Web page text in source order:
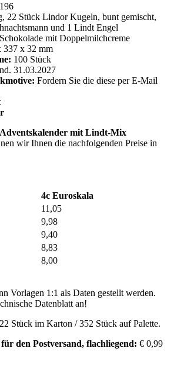
22 Stück Lindor Kugeln, bunt gemischt,
und 1 Lindt Engel
mit Doppelmilchcreme
337 x 32 mm
100 Stück
31.03.2027
Fordern Sie die diese per E-Mail
Adventskalender mit Lindt-Mix
wir Ihnen die nachfolgenden Preise in
4c Euroskala
11,05
9,98
9,40
8,83
8,00
Vorlagen 1:1 als Daten gestellt werden.
Datenblatt an!
Stück im Karton / 352 Stück auf Palette.
den Postversand, flachliegend: € 0,99